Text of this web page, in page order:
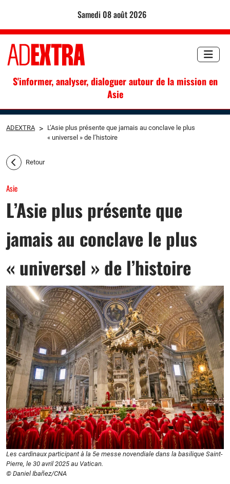
samedi 08 août 2026
S'informer, analyser, dialoguer autour de la mission en
Asie
ADEXTRA > L’Asie plus présente que jamais au conclave le plus
« universel » de l’histoire
Retour
Asie
L’Asie plus présente que
jamais au conclave le plus
« universel » de l’histoire
Les cardinaux participant à la 5e messe novendiale dans la basilique Saint-
Pierre, le 30 avril 2025 au Vatican.
© Daniel Ibañez/CNA